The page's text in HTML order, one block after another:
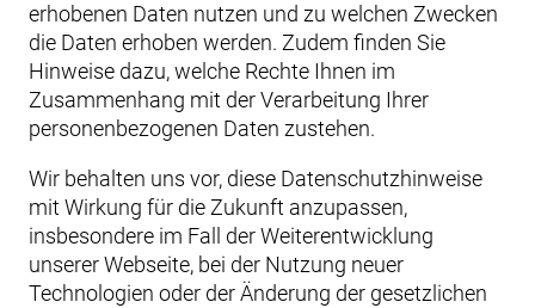
erhobenen Daten nutzen und zu welchen Zwecken
die Daten erhoben werden. Zudem finden Sie
Hinweise dazu, welche Rechte Ihnen im
Zusammenhang mit der Verarbeitung Ihrer
personenbezogenen Daten zustehen.
Wir behalten uns vor, diese Datenschutzhinweise
mit Wirkung für die Zukunft anzupassen,
insbesondere im Fall der Weiterentwicklung
unserer Webseite, bei der Nutzung neuer
Technologien oder der Änderung der gesetzlichen